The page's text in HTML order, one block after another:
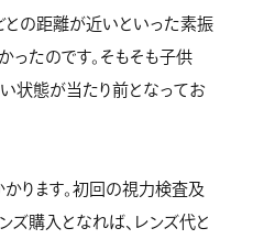
との距離が近いといった素振
ったのです。そもそも子供
状態が当たり前となってお
ります。初回の視力検査及
ズ購入となれば、レンズ代と